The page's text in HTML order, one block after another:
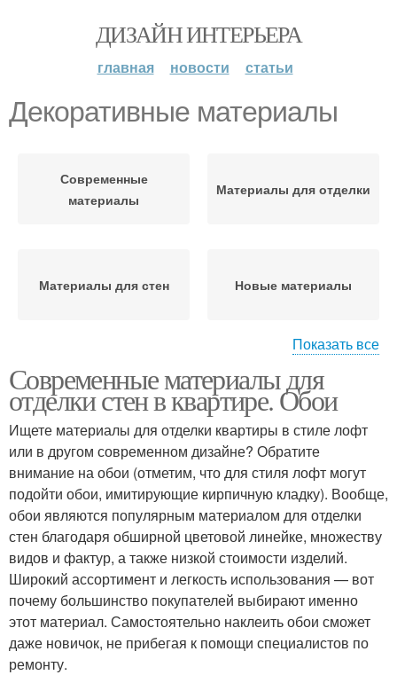
ДИЗАЙН ИНТЕРЬЕРА
главная новости статьи
Декоративные материалы
Современные
материалы
Материалы для отделки
Материалы для стен Новые материалы
материалы
Показать все
Современные материалы для
отделки стен в квартире. Обои
Ищете материалы для отделки квартиры в стиле лофт
или в другом современном дизайне? Обратите
внимание на обои (отметим, что для стиля лофт могут
подойти обои, имитирующие кирпичную кладку). Вообще,
обои являются популярным материалом для отделки
стен благодаря обширной цветовой линейке, множеству
видов и фактур, а также низкой стоимости изделий.
Широкий ассортимент и легкость использования — вот
почему большинство покупателей выбирают именно
этот материал. Самостоятельно наклеить обои сможет
даже новичок, не прибегая к помощи специалистов по
ремонту.